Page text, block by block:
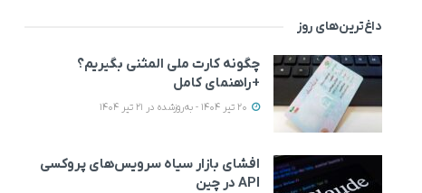
داغ‌ترین‌های روز
چگونه کارت ملی المثنی بگیریم؟
+راهنمای کامل
افشای بازار سیاه سرویس‌های پروکسی
API در چین